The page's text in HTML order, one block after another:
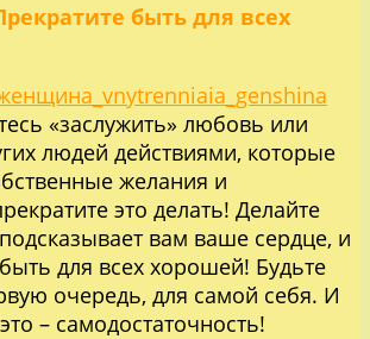
быть для всех
«заслужить» любовь или
людей действиями, которые
желания и
это делать! Делайте
вам ваше сердце, и
для всех хорошей! Будьте
очередь, для самой себя. И
– самодостаточность!